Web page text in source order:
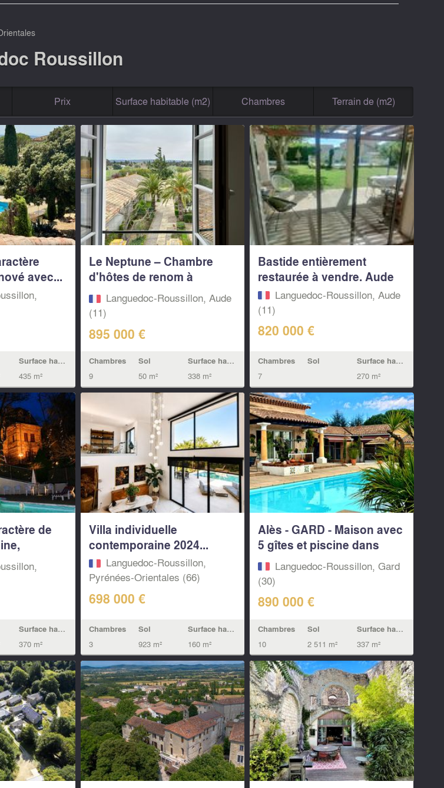
Roussillon
Prix Surface habitable (m2) Chambres Terrain de (m2)
avec...
Surface habitable
435 m²
Le Neptune – Chambre
d'hôtes de renom à
vendre...
Languedoc-Roussillon, Aude
(11)
895 000 €
Chambres
9
Sol
50 m²
Surface habitable
338 m²
Bastide entièrement
restaurée à vendre. Aude
Languedoc-Roussillon, Aude
(11)
820 000 €
Chambres
7
Sol Surface habitable
270 m²
de
Surface habitable
370 m²
Villa individuelle
contemporaine 2024...
Languedoc-Roussillon,
Pyrénées-Orientales (66)
698 000 €
Chambres
3
Sol
923 m²
Surface habitable
160 m²
Alès - GARD - Maison avec
5 gîtes et piscine dans
un...Languedoc-Roussillon, Gard
(30)
890 000 €
Chambres
10
Sol
2 511 m²
Surface habitable
337 m²